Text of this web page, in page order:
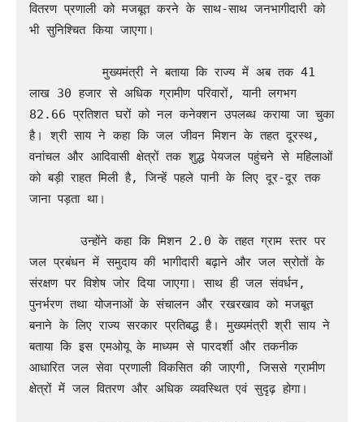
वितरण प्रणाली को मजबूत करने के साथ-साथ जनभागीदारी को
भी सुनिश्चित किया जाएगा।
          मुख्यमंत्री ने बताया कि राज्य में अब तक 41
लाख 30 हजार से अधिक ग्रामीण परिवारों, यानी लगभग
82.66 प्रतिशत घरों को नल कनेक्शन उपलब्ध कराया जा चुका
है। श्री साय ने कहा कि जल जीवन मिशन के तहत दूरस्थ,
वनांचल और आदिवासी क्षेत्रों तक शुद्ध पेयजल पहुंचने से महिलाओं
को बड़ी राहत मिली है, जिन्हें पहले पानी के लिए दूर-दूर तक
जाना पड़ता था।
       उन्होंने कहा कि मिशन 2.0 के तहत ग्राम स्तर पर
जल प्रबंधन में समुदाय की भागीदारी बढ़ाने और जल स्रोतों के
संरक्षण पर विशेष जोर दिया जाएगा। साथ ही जल संवर्धन,
पुनर्भरण तथा योजनाओं के संचालन और रखरखाव को मजबूत
बनाने के लिए राज्य सरकार प्रतिबद्ध है। मुख्यमंत्री श्री साय ने
बताया कि इस एमओयू के माध्यम से पारदर्शी और तकनीक
आधारित जल सेवा प्रणाली विकसित की जाएगी, जिससे ग्रामीण
क्षेत्रों में जल वितरण और अधिक व्यवस्थित एवं सुदृढ़ होगा।